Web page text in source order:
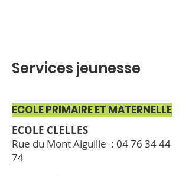
Services jeunesse
ECOLE PRIMAIRE ET MATERNELLE
ECOLE CLELLES
Rue du Mont Aiguille : 04 76 34 44
74